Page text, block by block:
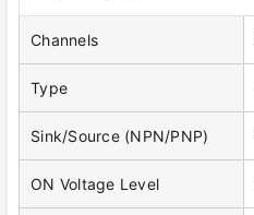
Channels
Type
Sink/Source (NPN/PNP)
ON Voltage Level